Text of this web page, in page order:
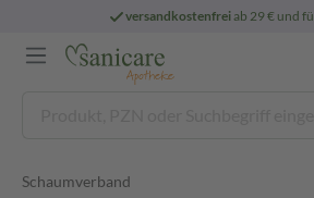
versandkostenfreiab 29 € und
Schaumverband